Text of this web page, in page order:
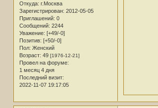
Откуда: г.Москва
Зарегистрирован: 2012-05-05
Приглашений: 0
Сообщений: 2244
Уважение: [+49/-0]
Позитив: [+50/-0]
Пол: Женский
Возраст: 49 [1976-12-21]
Провел на форуме:
1 месяц 4 дня
Последний визит:
2022-11-07 19:17:05